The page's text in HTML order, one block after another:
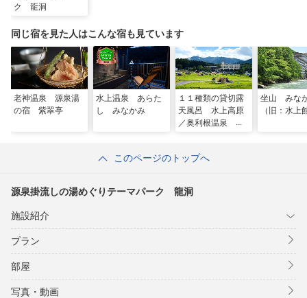
ク 龍洞
同じ宿を見た人はこんな宿も見ています
老神温泉 源泉湯
の宿 紫翠亭
水上温泉 あらた
し みなかみ
１１種類の貸切露
天風呂 水上高原
／奥利根温泉 ホ
坐山 みな
（旧：水上
このページのトップへ
源泉掛流しの湯めぐりテーマパーク 龍洞
施設紹介
プラン
部屋
写真・動画